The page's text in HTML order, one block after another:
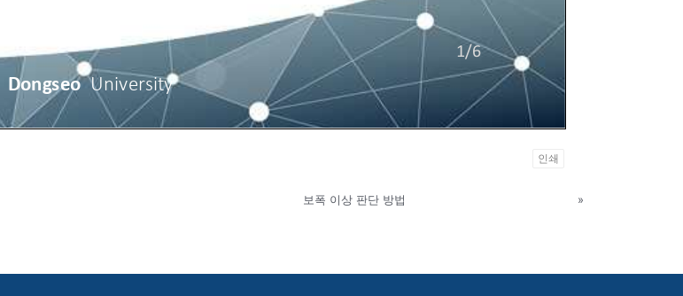
인쇄
보폭 이상 판단 방법 »